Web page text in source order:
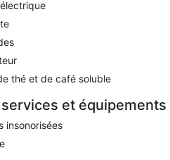
thé et de café soluble
et équipements
insonorisées